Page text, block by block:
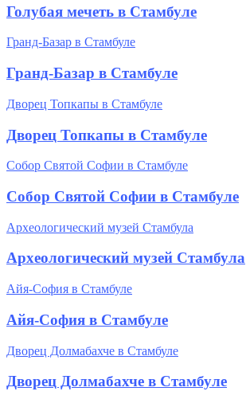
Голубая мечеть в Стамбуле
Гранд-Базар в Стамбуле
Гранд-Базар в Стамбуле
Дворец Топкапы в Стамбуле
Дворец Топкапы в Стамбуле
Собор Святой Софии в Стамбуле
Собор Святой Софии в Стамбуле
Археологический музей Стамбула
Археологический музей Стамбула
Айя-София в Стамбуле
Айя-София в Стамбуле
Дворец Долмабахче в Стамбуле
Дворец Долмабахче в Стамбуле